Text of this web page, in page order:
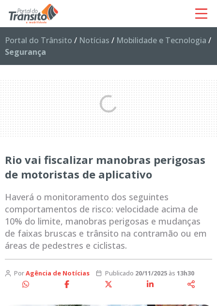
Portal do Trânsito / Notícias / Mobilidade e Tecnologia /
Segurança
Rio vai fiscalizar manobras perigosas
de motoristas de aplicativo
Haverá o monitoramento dos seguintes
comportamentos de risco: velocidade acima de
10% do limite, manobras perigosas e mudanças
de faixas bruscas e trânsito na contramão ou em
áreas de pedestres e ciclistas.
PorAgência de Notícias Publicado 20/11/2025às 13h30